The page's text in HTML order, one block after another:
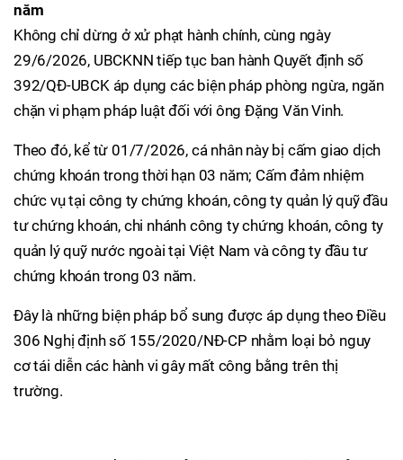
năm
Không chỉ dừng ở xử phạt hành chính, cùng ngày
29/6/2026, UBCKNN tiếp tục ban hành Quyết định số
392/QĐ-UBCK áp dụng các biện pháp phòng ngừa, ngăn
chặn vi phạm pháp luật đối với ông Đặng Văn Vinh.
Theo đó, kể từ 01/7/2026, cá nhân này bị cấm giao dịch
chứng khoán trong thời hạn 03 năm; Cấm đảm nhiệm
chức vụ tại công ty chứng khoán, công ty quản lý quỹ đầu
tư chứng khoán, chi nhánh công ty chứng khoán, công ty
quản lý quỹ nước ngoài tại Việt Nam và công ty đầu tư
chứng khoán trong 03 năm.
Đây là những biện pháp bổ sung được áp dụng theo Điều
306 Nghị định số 155/2020/NĐ-CP nhằm loại bỏ nguy
cơ tái diễn các hành vi gây mất công bằng trên thị
trường.